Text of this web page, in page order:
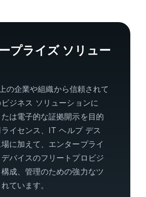
プライズ ソリュー
の企業や組織から信頼されて
ジネス ソリューションに
は電子的な証拠開示を目的
イセンス、IT ヘルプ デス
に加えて、エンタープライ
バイスのフリートプロビジ
構成、管理のための強力なツ
ています。